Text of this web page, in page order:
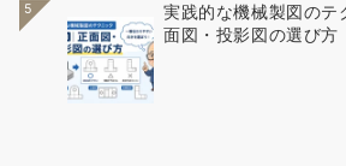
5
実践的な機械製図の
面図・投影図の選び方